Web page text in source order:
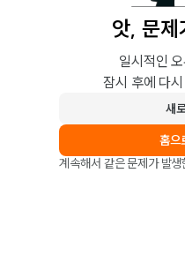
앗, 문제
일시적인
잠시 후에 다
새
홈으
계속해서 같은 문제가 발생